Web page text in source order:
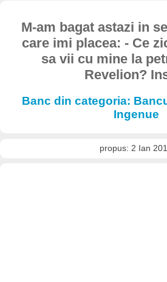
M-am bagat astazi in
care imi placea: - Ce
sa vii cu mine la
Revelion?
Banc din categoria:
Ingenue
propus: 2 Ian